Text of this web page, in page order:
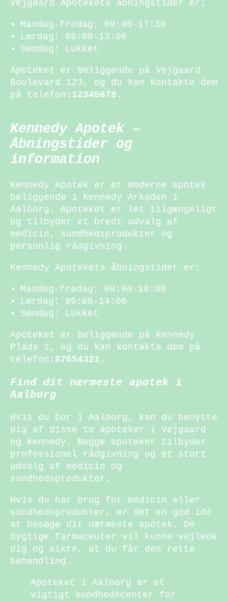
Vejgaard Apotekets åbningstider er:
Mandag-fredag: 09:00-17:30
Lørdag: 09:00-13:00
Søndag: Lukket
Apoteket er beliggende på Vejgaard
Boulevard 123, og du kan kontakte dem
på telefon: 12345678 .
Kennedy Apotek –
Åbningstider og
information
Kennedy Apotek er et moderne apotek
beliggende i Kennedy Arkaden i
Aalborg. Apoteket er let tilgængeligt
og tilbyder et bredt udvalg af
medicin, sundhedsprodukter og
personlig rådgivning.
Kennedy Apotekets åbningstider er:
Mandag-fredag: 09:00-18:00
Lørdag: 09:00-14:00
Søndag: Lukket
Apoteket er beliggende på Kennedy
Plads 1, og du kan kontakte dem på
telefon: 87654321 .
Find dit nærmeste apotek i
Aalborg
Hvis du bor i Aalborg, kan du benytte
dig af disse to apoteker i Vejgaard
og Kennedy. Begge apoteker tilbyder
professionel rådgivning og et stort
udvalg af medicin og
sundhedsprodukter.
Hvis du har brug for medicin eller
sundhedsprodukter, er det en god idé
at besøge dit nærmeste apotek. De
dygtige farmaceuter vil kunne vejlede
dig og sikre, at du får den rette
behandling.
Apoteket i Aalborg er et
vigtigt sundhedscenter for